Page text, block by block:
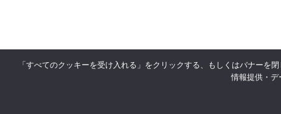
利用
「すべてのクッキーを受け入れる」をクリックする、もしくはバナーを
情報提供・デ